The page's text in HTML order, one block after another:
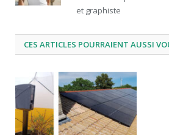
et graphiste
CES ARTICLES POURRAIENT AUSSI